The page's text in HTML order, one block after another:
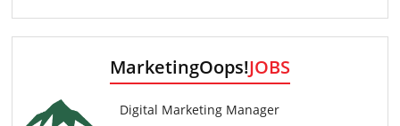
MarketingOops!JOBS
Digital Marketing Manager